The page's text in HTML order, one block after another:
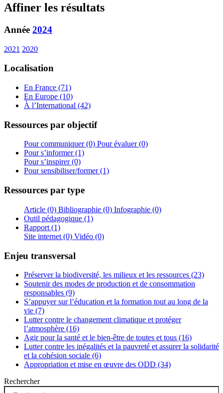
Affiner les résultats
Année 2024
2021 2020
Localisation
En France (71)
En Europe (10)
À l’International (42)
Ressources par objectif
Pour communiquer (0) Pour évaluer (0)
Pour s’informer (1)
Pour s’inspirer (0)
Pour sensibiliser/former (1)
Ressources par type
Article (0) Bibliographie (0) Infographie (0)
Outil pédagogique (1)
Rapport (1)
Site internet (0) Vidéo (0)
Enjeu transversal
Préserver la biodiversité, les milieux et les ressources (23)
Soutenir des modes de production et de consommation
responsables (9)
S’appuyer sur l’éducation et la formation tout au long de la
vie (7)
Lutter contre le changement climatique et protéger
l’atmosphère (16)
Agir pour la santé et le bien-être de toutes et tous (16)
Lutter contre les inégalités et la pauvreté et assurer la solidarité
et la cohésion sociale (6)
Appropriation et mise en œuvre des ODD (34)
Rechercher